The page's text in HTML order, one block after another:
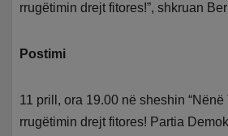
rrugëtimin drejt fitores!”, shkruan
Postimi
11 prill, ora 19.00 në sheshin “Nënë
rrugëtimin drejt fitores! Partia